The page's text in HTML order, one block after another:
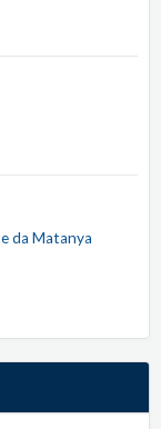
da Matanya